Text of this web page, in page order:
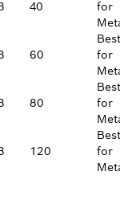
40
for
60
Best
for
80
Best
for
120
Best
for